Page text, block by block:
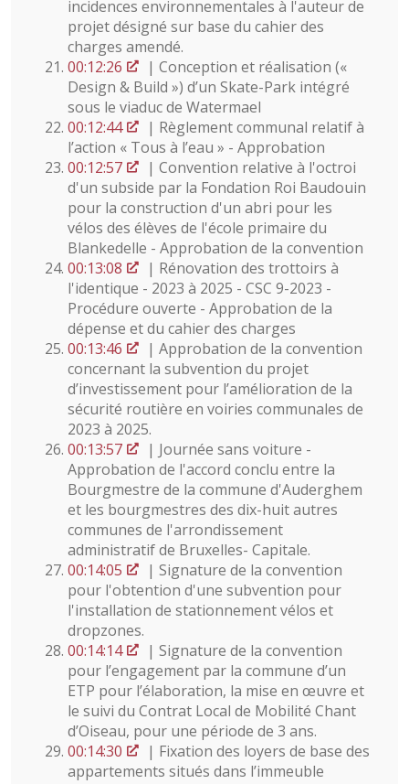
incidences environnementales à l'auteur de
projet désigné sur base du cahier des
charges amendé.
00:12:26
| Conception et réalisation («
Design & Build ») d’un Skate-Park intégré
sous le viaduc de Watermael
00:12:44
| Règlement communal relatif à
l’action « Tous à l’eau » - Approbation
00:12:57
| Convention relative à l'octroi
d'un subside par la Fondation Roi Baudouin
pour la construction d'un abri pour les
vélos des élèves de l'école primaire du
Blankedelle - Approbation de la convention
00:13:08
| Rénovation des trottoirs à
l'identique - 2023 à 2025 - CSC 9-2023 -
Procédure ouverte - Approbation de la
dépense et du cahier des charges
00:13:46
| Approbation de la convention
concernant la subvention du projet
d’investissement pour l’amélioration de la
sécurité routière en voiries communales de
2023 à 2025.
00:13:57
| Journée sans voiture -
Approbation de l'accord conclu entre la
Bourgmestre de la commune d'Auderghem
et les bourgmestres des dix-huit autres
communes de l'arrondissement
administratif de Bruxelles- Capitale.
00:14:05
| Signature de la convention
pour l'obtention d'une subvention pour
l'installation de stationnement vélos et
dropzones.
00:14:14
| Signature de la convention
pour l’engagement par la commune d’un
ETP pour l’élaboration, la mise en œuvre et
le suivi du Contrat Local de Mobilité Chant
d’Oiseau, pour une période de 3 ans.
00:14:30
| Fixation des loyers de base des
appartements situés dans l’immeuble